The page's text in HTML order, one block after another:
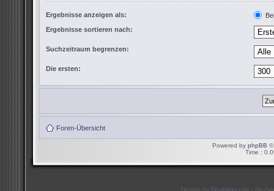
Ergebnisse anzeigen als:
Ergebnisse sortieren nach:
Suchzeitraum begrenzen:
Die ersten:
Foren-Übersicht
Powered by phpBB ©
Time :
Design by Doublekey.de - Re-